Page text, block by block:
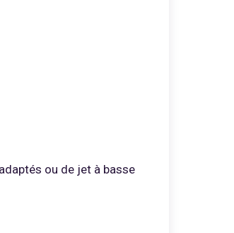
ou de jet à basse